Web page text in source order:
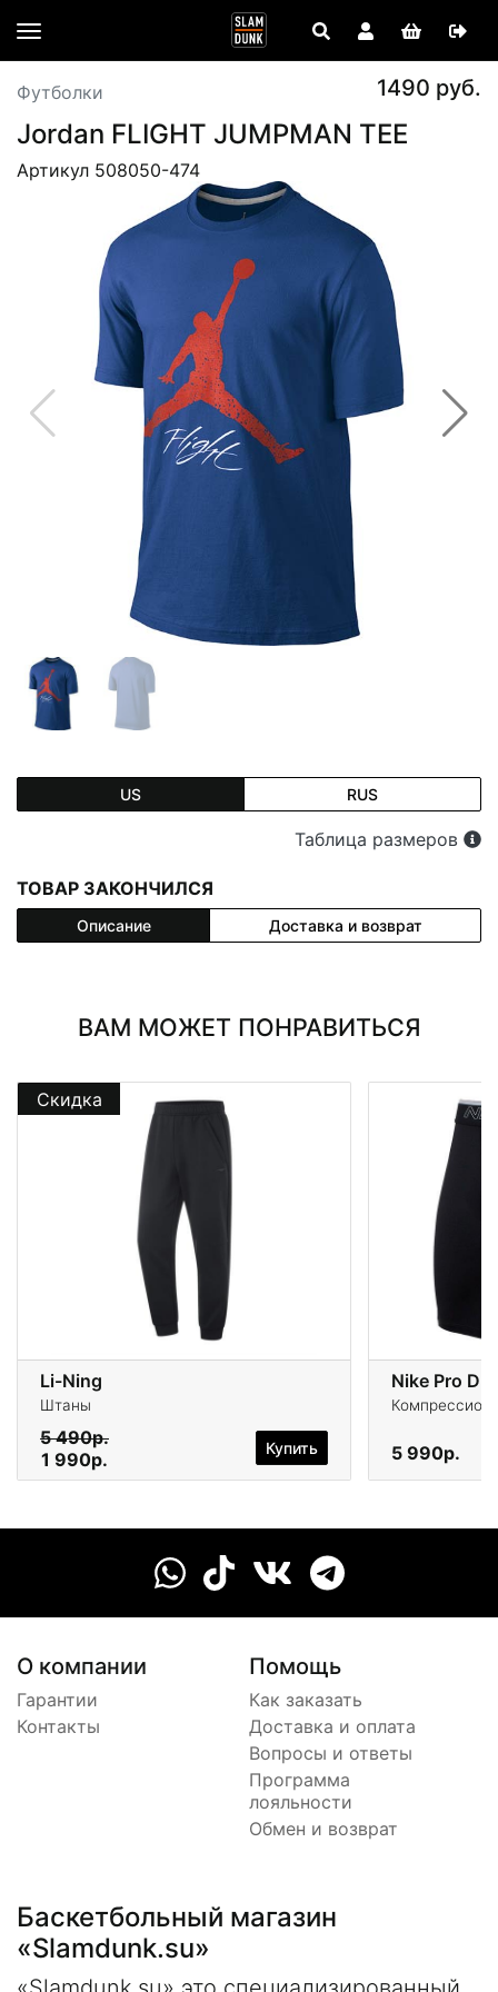
Футболки 1490 руб.
Jordan FLIGHT JUMPMAN TEE
Артикул 508050-474
US RUS
Таблица размеров
ТОВАР ЗАКОНЧИЛСЯ
Описание Доставка и возврат
ВАМ МОЖЕТ ПОНРАВИТЬСЯ
Скидка
Li-Ning
Штаны
5 490р.
1 990р.
Купить
Nike Pro
5 990р.
О компании
Гарантии
Контакты
Помощь
Как заказать
Доставка и оплата
Вопросы и ответы
Программа
лояльности
Обмен и возврат
Баскетбольный магазин
«Slamdunk.su»